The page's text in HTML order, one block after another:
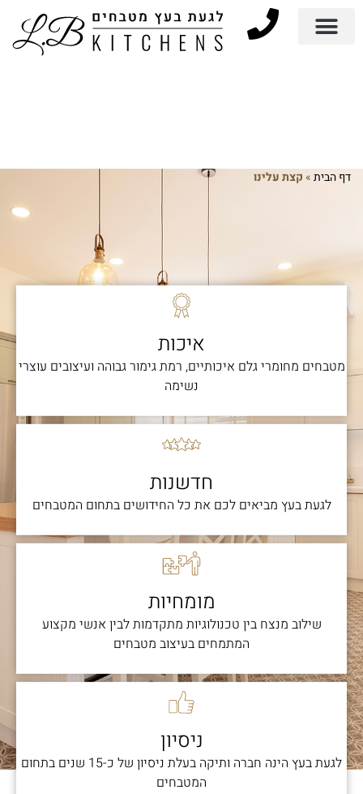
דף הבית»קצת עלינו
איכות
מטבחים מחומרי גלם איכותיים, רמת גימור גבוהה ועיצובים עוצרי
נשימה
חדשנות
לגעת בעץ מביאים לכם את כל החידושים בתחום המטבחים
מומחיות
שילוב מנצח בין טכנולוגיות מתקדמות לבין אנשי מקצוע
המתמחים בעיצוב מטבחים
ניסיון
לגעת בעץ הינה חברה ותיקה בעלת ניסיון של כ-15 שנים בתחום
המטבחים